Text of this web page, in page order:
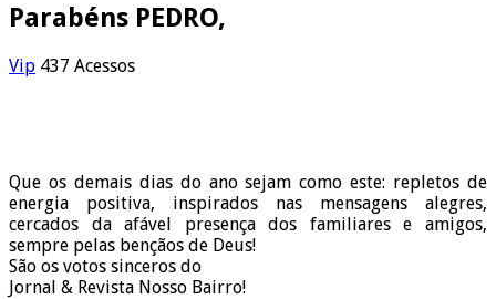
Parabéns PEDRO,
Vip 437 Acessos
Que os demais dias do ano sejam como este: repletos de
energia positiva, inspirados nas mensagens alegres,
cercados da afável presença dos familiares e amigos,
sempre pelas bençãos de Deus!
São os votos sinceros do
Jornal & Revista Nosso Bairro!